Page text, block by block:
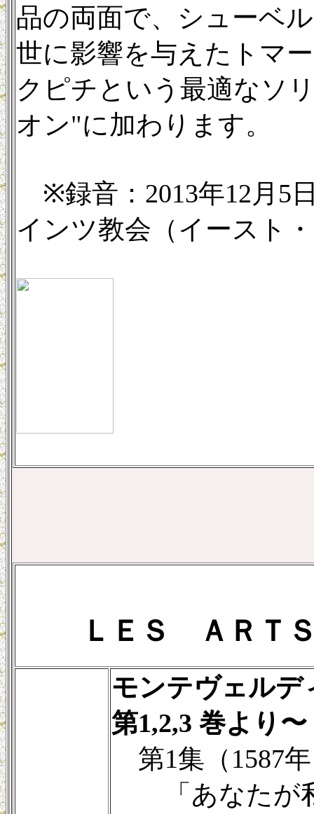
品の両面で、シューベ
世に影響を与えたトマ
クピチという最適なソ
オン"に加わります。
※録音：2013年12月5
インツ教会（イースト
ＬＥＳ ＡＲＴ
モンテヴェルデ
第1,2,3 巻より
第1集（1587
「あなたが